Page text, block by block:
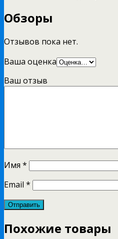
Обзоры
Отзывов пока нет.
Ваша оценка
Ваш отзыв
Имя *
Email *
Похожие товары